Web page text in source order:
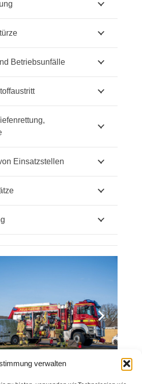
verwalten
Betriebsunfälle
Einsatzstellen